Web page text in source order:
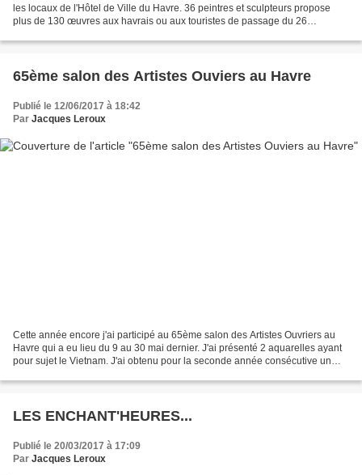
les locaux de l'Hôtel de Ville du Havre. 36 peintres et sculpteurs propose
plus de 130 œuvres aux havrais ou aux touristes de passage du 26
65ème salon des Artistes Ouviers au Havre
Publié le 12/06/2017 à 18:42
Par Jacques Leroux
Cette année encore j'ai participé au 65ème salon des Artistes Ouvriers au
Havre qui a eu lieu du 9 au 30 mai dernier. J'ai présenté 2 aquarelles ayant
pour sujet le Vietnam. J'ai obtenu pour la seconde année consécutive un
LES ENCHANT'HEURES...
Publié le 20/03/2017 à 17:09
Par Jacques Leroux